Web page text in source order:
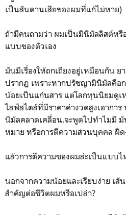
เป็นสันดานเสียของผมที่แก้ไม่หาย)
ถ้ามีคนถามว่า ผมเป็นมินิมัลลิสต์หรื
แบบของตัวเอง
มันมีเรื่องให้ถกเถียงอยู่เหมือนกัน ย
ปรากฏ เพราะหากปรัชญามินิมัลคือ
น้อยเป็นแก่นสาร แต่โลกทุนนิยมดู
ไลฟ์สไตล์ที่มีราคาค่างวดสูงเอากา
นิมัลคลาดเคลื่อน.จะพูดไปทำไมมี
หมาย หรือการตีความส่วนบุคคล ผิด
แล้วการตีความของผมล่ะเป็นแบบไ
นอกจากความน้อยและเรียบง่าย เ
สำคัญต่อชีวิตผมหรือเปล่า?